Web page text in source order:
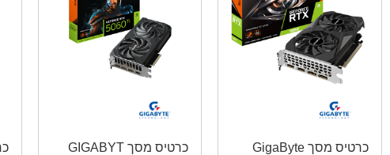
כרטיס מסך GigaByte
כרטיס מסך GIGABYT